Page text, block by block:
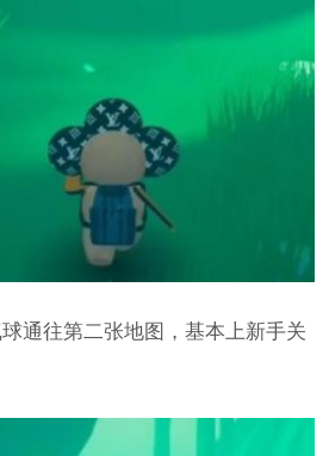
通往第二张地图，基本上新手关